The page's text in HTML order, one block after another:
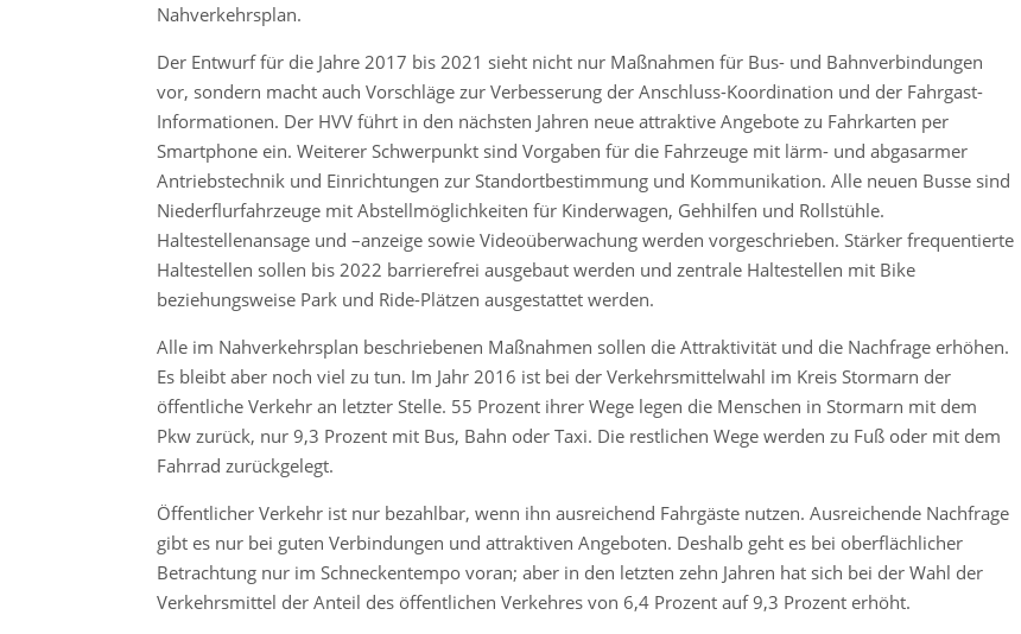
Nahverkehrsplan.
Der Entwurf für die Jahre 2017 bis 2021 sieht nicht nur Maßnahmen für Bus- und Bahnverbindungen
vor, sondern macht auch Vorschläge zur Verbesserung der Anschluss-Koordination und der Fahrgast-
Informationen. Der HVV führt in den nächsten Jahren neue attraktive Angebote zu Fahrkarten per
Smartphone ein. Weiterer Schwerpunkt sind Vorgaben für die Fahrzeuge mit lärm- und abgasarmer
Antriebstechnik und Einrichtungen zur Standortbestimmung und Kommunikation. Alle neuen Busse sind
Niederflurfahrzeuge mit Abstellmöglichkeiten für Kinderwagen, Gehhilfen und Rollstühle.
Haltestellenansage und –anzeige sowie Videoüberwachung werden vorgeschrieben. Stärker frequentierte
Haltestellen sollen bis 2022 barrierefrei ausgebaut werden und zentrale Haltestellen mit Bike
beziehungsweise Park und Ride-Plätzen ausgestattet werden.
Alle im Nahverkehrsplan beschriebenen Maßnahmen sollen die Attraktivität und die Nachfrage erhöhen.
Es bleibt aber noch viel zu tun. Im Jahr 2016 ist bei der Verkehrsmittelwahl im Kreis Stormarn der
öffentliche Verkehr an letzter Stelle. 55 Prozent ihrer Wege legen die Menschen in Stormarn mit dem
Pkw zurück, nur 9,3 Prozent mit Bus, Bahn oder Taxi. Die restlichen Wege werden zu Fuß oder mit dem
Fahrrad zurückgelegt.
Öffentlicher Verkehr ist nur bezahlbar, wenn ihn ausreichend Fahrgäste nutzen. Ausreichende Nachfrage
gibt es nur bei guten Verbindungen und attraktiven Angeboten. Deshalb geht es bei oberflächlicher
Betrachtung nur im Schneckentempo voran; aber in den letzten zehn Jahren hat sich bei der Wahl der
Verkehrsmittel der Anteil des öffentlichen Verkehres von 6,4 Prozent auf 9,3 Prozent erhöht.